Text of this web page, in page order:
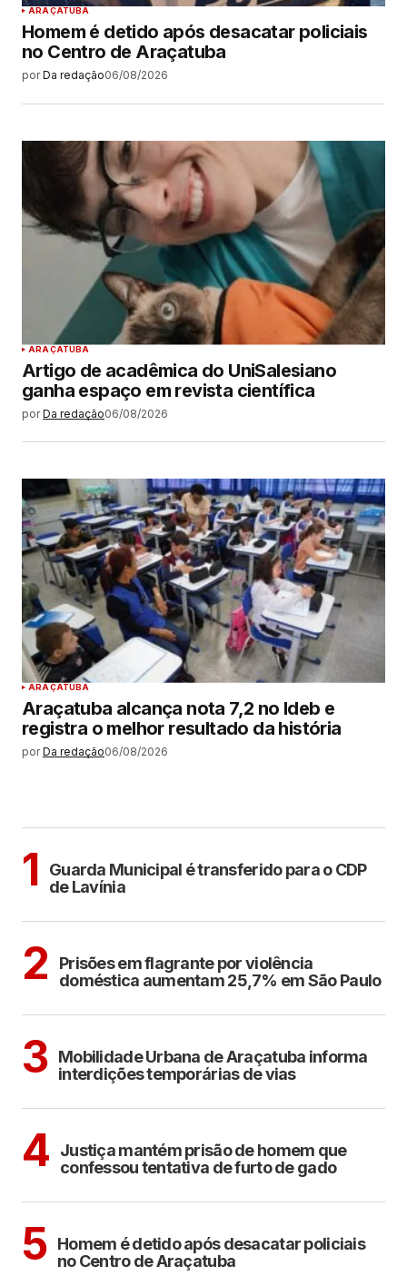
ARAÇATUBA
Homem é detido após desacatar policiais
no Centro de Araçatuba
por Da redação06/08/2026
ARAÇATUBA
Artigo de acadêmica do UniSalesiano
ganha espaço em revista científica
por Da redação06/08/2026
ARAÇATUBA
Araçatuba alcança nota 7,2 no Ideb e
registra o melhor resultado da história
por Da redação06/08/2026
1
Guarda Municipal é transferido para o CDP
de Lavínia
2
Prisões em flagrante por violência
doméstica aumentam 25,7% em São Paulo
3 Mobilidade Urbana de Araçatuba informa
interdições temporárias de vias
4
Justiça mantém prisão de homem que
confessou tentativa de furto de gado
5 Homem é detido após desacatar policiais
no Centro de Araçatuba